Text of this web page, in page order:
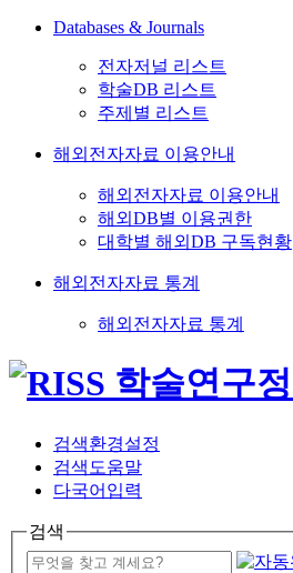
Databases & Journals
전자저널 리스트
학술DB 리스트
주제별 리스트
해외전자자료 이용안내
해외전자자료 이용안내
해외DB별 이용권한
대학별 해외DB 구독현황
해외전자자료 통계
해외전자자료 통계
검색환경설정
검색도움말
다국어입력
검색